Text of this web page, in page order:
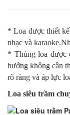
* Loa được thiết
nhạc và
* Thùng loa được
hưởng không cần
rõ ràng và áp lực
Loa siêu trầm